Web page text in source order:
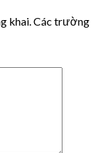
khai.Các trường